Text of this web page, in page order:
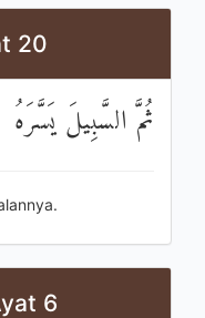
20
ثُمَّ السَّبِيلَ يَسَّرَهُ
6